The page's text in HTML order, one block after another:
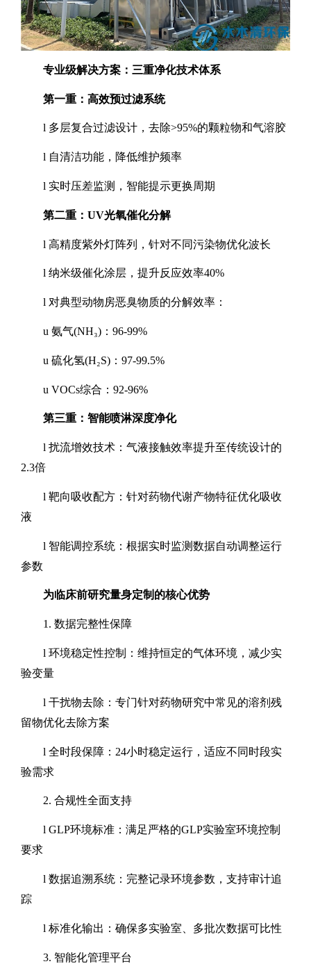
专业级解决方案：三重净化技术体系
第一重：高效预过滤系统
l 多层复合过滤设计，去除>95%的颗粒物和气溶胶
l 自清洁功能，降低维护频率
l 实时压差监测，智能提示更换周期
第二重： UV光氧催化分解
l 高精度紫外灯阵列，针对不同污染物优化波长
l 纳米级催化涂层，提升反应效率40%
l 对典型动物房恶臭物质的分解效率：
u 氨气(NH₃) ： 96-99%
u 硫化氢(H₂S) ： 97-99.5%
u VOCs综合： 92-96%
第三重：智能喷淋深度净化
l 扰流增效技术：气液接触效率提升至传统设计的
2.3倍
l 靶向吸收配方：针对药物代谢产物特征优化吸收
液
l 智能调控系统：根据实时监测数据自动调整运行
参数
为临床前研究量身定制的核心优势
1. 数据完整性保障
l 环境稳定性控制：维持恒定的气体环境，减少实
验变量
l 干扰物去除：专门针对药物研究中常见的溶剂残
留物优化去除方案
l 全时段保障： 24小时稳定运行，适应不同时段实
验需求
2. 合规性全面支持
l GLP环境标准：满足严格的GLP实验室环境控制
要求
l 数据追溯系统：完整记录环境参数，支持审计追
踪
l 标准化输出：确保多实验室、多批次数据可比性
3. 智能化管理平台